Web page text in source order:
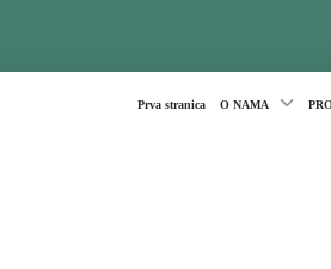
Prva stranica O NAMA